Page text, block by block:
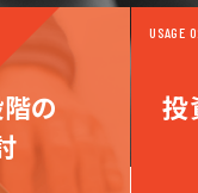
の
USAGE
投